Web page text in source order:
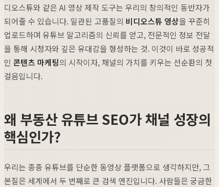
디오스튜와 같은 AI 영상 제작 도구는 우리의 창의적인 동반자가
되어줄 수 있습니다. 일관된 고품질의 비디오스튜 영상을 꾸준히
업로드하며 유튜브 알고리즘의 신뢰를 얻고, 전문적인 정보 전달
을 통해 시청자와 깊은 유대감을 형성하는 것. 이것이 바로 성공적
인 콘텐츠 마케팅의 시작이자, 채널의 가치를 키우는 선순환의 첫
걸음입니다.
왜 부동산 유튜브 SEO가 채널 성장의
핵심인가?
우리는 종종 유튜브를 단순한 동영상 플랫폼으로 생각하지만, 그
본질은 세계에서 두 번째로 큰 검색 엔진입니다. 사람들은 궁금한